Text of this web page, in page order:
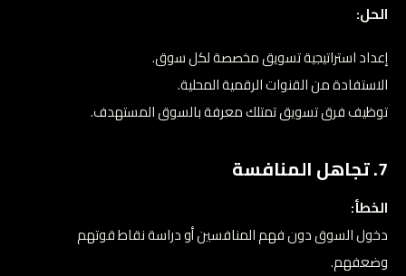
الحل:
إعداد استراتيجية تسويق مخصصة لكل سوق.
الاستفادة من القنوات الرقمية المحلية.
توظيف فرق تسويق تمتلك معرفة بالسوق المستهدف.
7. تجاهل المنافسة
الخطأ:
دخول السوق دون فهم المنافسين أو دراسة نقاط قوتهم
وضعفهم.